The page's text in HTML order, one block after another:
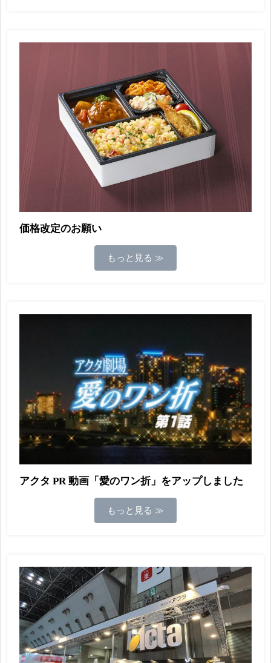
価格改定のお願い
もっと見る ≫
アクタ PR 動画「愛のワン折」をアップしました
もっと見る ≫